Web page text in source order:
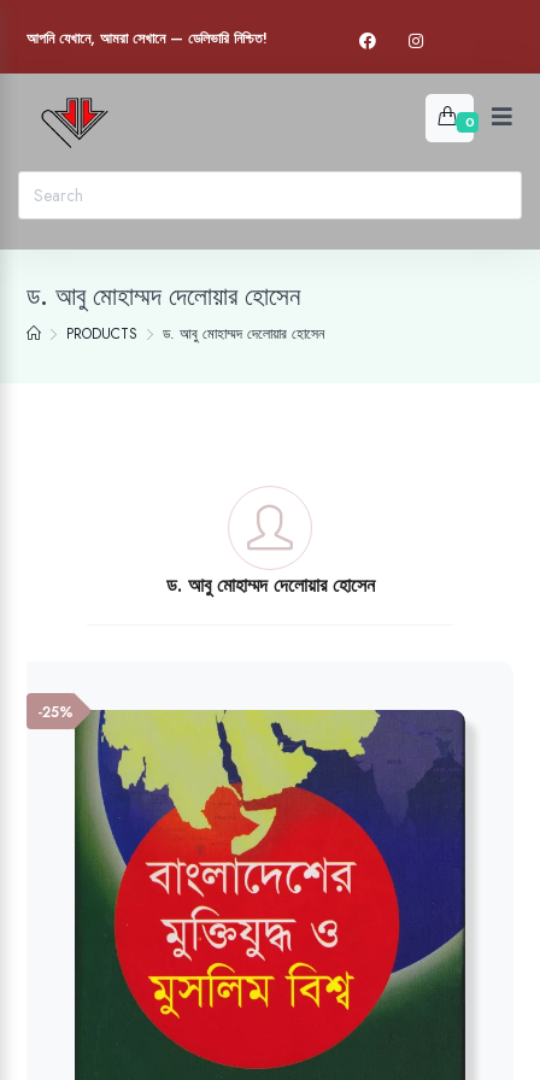
আপনি যেখানে, আমরা সেখানে — ডেলিভারি নিশ্চিত!
0
ড. আবু মোহাম্মদ দেলোয়ার হোসেন
PRODUCTS ড. আবু মোহাম্মদ দেলোয়ার হোসেন
ড. আবু মোহাম্মদ দেলোয়ার হোসেন
-25%